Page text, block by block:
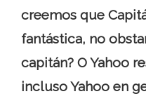
creemos que
fantástica, no
capitán? O Yahoo
incluso Yahoo en